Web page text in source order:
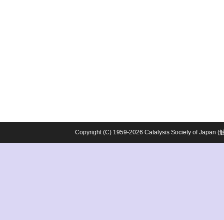
Copyright (C) 1959-2026 Catalysis Society of Japan (